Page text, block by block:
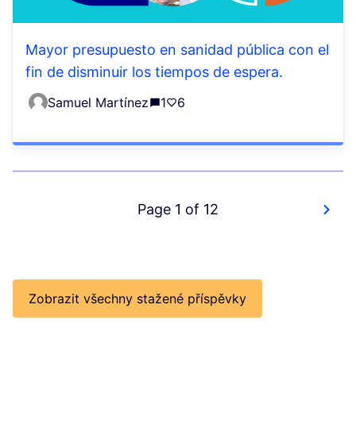
Mayor presupuesto en sanidad pública con el
fin de disminuir los tiempos de espera.
Samuel Martínez 1 6
Page 1 of 12
Zobrazit všechny stažené příspěvky